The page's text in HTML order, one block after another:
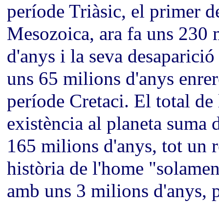
període Triàsic, el primer
Mesozoica, ara fa uns 230
d'anys i la seva
uns 65 milions d'anys
període Cretaci. El total de
existència al planeta suma
165 milions d'anys, tot un
història de l'home
amb uns 3 milions d'anys,